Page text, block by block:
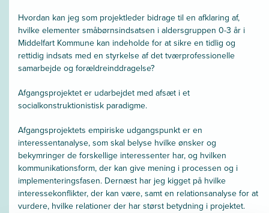
Hvordan kan jeg som projektleder bidrage til en afklaring af,
hvilke elementer småbørnsindsatsen i aldersgruppen 0-3 år i
Middelfart Kommune kan indeholde for at sikre en tidlig og
rettidig indsats med en styrkelse af det tværprofessionelle
samarbejde og forældreinddragelse?
Afgangsprojektet er udarbejdet med afsæt i et
socialkonstruktionistisk paradigme.
Afgangsprojektets empiriske udgangspunkt er en
interessentanalyse, som skal belyse hvilke ønsker og
bekymringer de forskellige interessenter har, og hvilken
kommunikationsform, der kan give mening i processen og i
implementeringsfasen. Dernæst har jeg kigget på hvilke
interessekonflikter, der kan være, samt en relationsanalyse for at
vurdere, hvilke relationer der har størst betydning i projektet.